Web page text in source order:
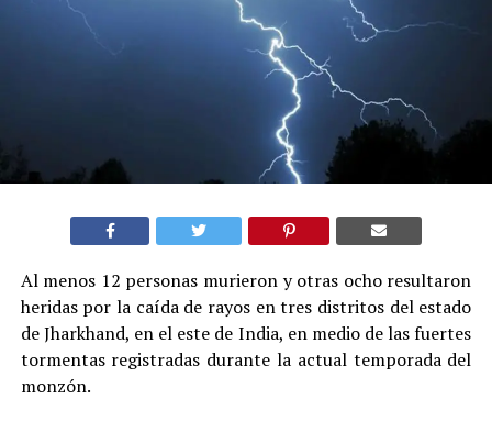
Al menos 12 personas murieron y otras ocho resultaron
heridas por la caída de rayos en tres distritos del estado
de Jharkhand, en el este de India, en medio de las fuertes
tormentas registradas durante la actual temporada del
monzón.